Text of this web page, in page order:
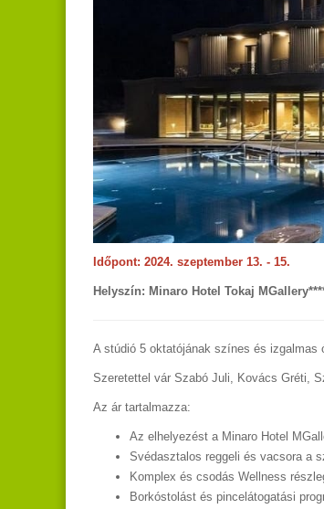
Időpont: 2024. szeptember 13. - 15.
Helyszín: Minaro Hotel Tokaj
A stúdió 5 oktatójának színes és
Szeretettel vár Szabó Juli, Kovács Gréti,
Az ár tartalmazza:
Az elhelyezést a Minaro Hotel
Svédasztalos reggeli és vacsora a
Komplex és csodás Wellness
Borkóstolást és pincelátogatási